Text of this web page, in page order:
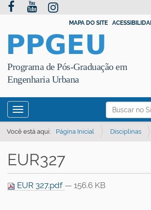
MAPA DO SITE
PPGEU
Programa de Pós-Graduação em
Engenharia Urbana
Busca
Busca
Toggle navigation
Você está aqui: Página Inicial Disciplinas
EUR327
EUR 327.pdf — 156.6 KB